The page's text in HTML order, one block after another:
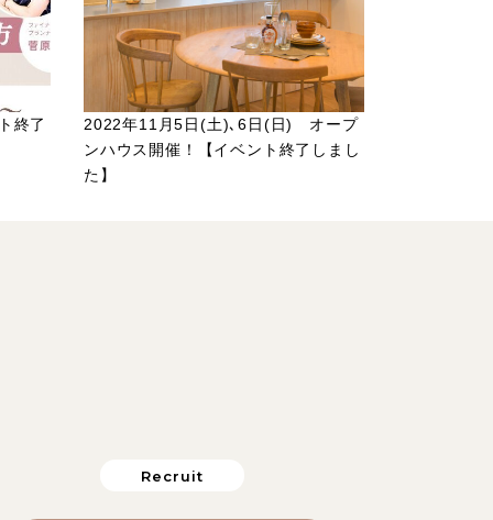
終了
2022年11月5日(土)､6日(日) オープ
ンハウス開催！【イベント終了しまし
た】
Recruit